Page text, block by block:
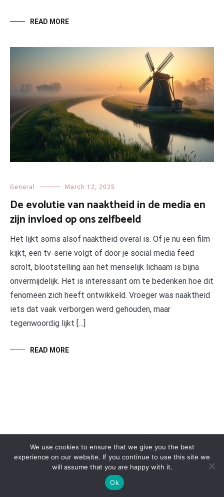
READ MORE
General March 12, 2025
De evolutie van naaktheid in de media en
zijn invloed op ons zelfbeeld
Het lijkt soms alsof naaktheid overal is. Of je nu een film
kijkt, een tv-serie volgt of door je social media feed
scrolt, blootstelling aan het menselijk lichaam is bijna
onvermijdelijk. Het is interessant om te bedenken hoe dit
fenomeen zich heeft ontwikkeld. Vroeger was naaktheid
iets dat vaak verborgen werd gehouden, maar
tegenwoordig lijkt […]
READ MORE
Speech & Script. All rights reserved. Theme:
by ThemeGrill. Powered by WordPress
We use cookies to ensure that we give you the best
experience on our website. If you continue to use this site we
will assume that you are happy with it.
Ok